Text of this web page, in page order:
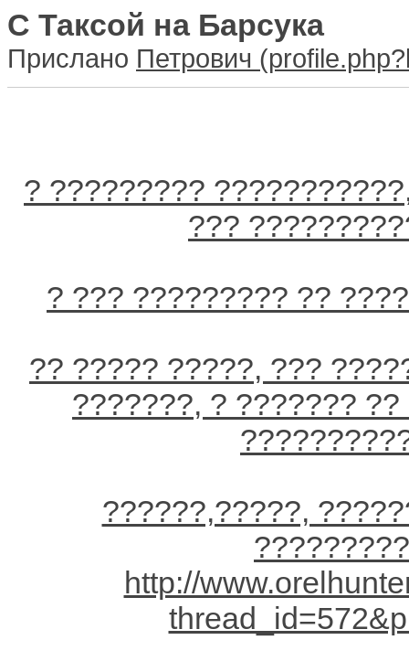
С Таксой на Барсука
Прислано Петрович
? ?????????
???
? ??? ????????? ??
?? ????? ?????, ???
???????, ? ???????
??????,?????,